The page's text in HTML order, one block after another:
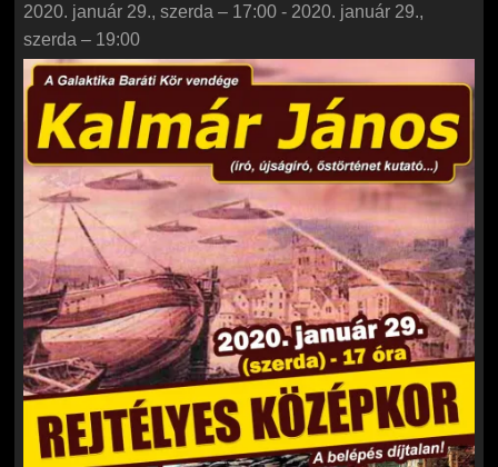
2020. január 29., szerda – 17:00 - 2020. január 29.,
szerda – 19:00